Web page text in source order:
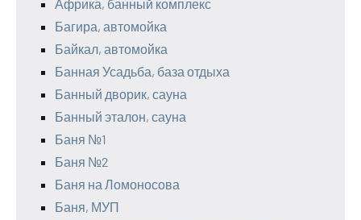
Африка, банный комплекс
Багира, автомойка
Байкал, автомойка
Банная Усадьба, база отдыха
Банный дворик, сауна
Банный эталон, сауна
Баня №1
Баня №2
Баня на Ломоносова
Баня, МУП